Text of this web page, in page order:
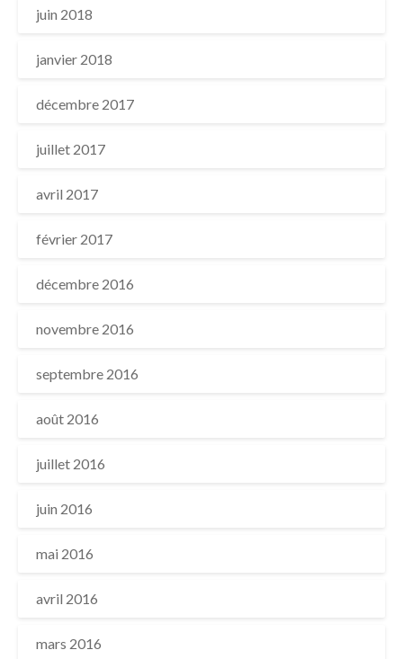
juin 2018
janvier 2018
décembre 2017
juillet 2017
avril 2017
février 2017
décembre 2016
novembre 2016
septembre 2016
août 2016
juillet 2016
juin 2016
mai 2016
avril 2016
mars 2016